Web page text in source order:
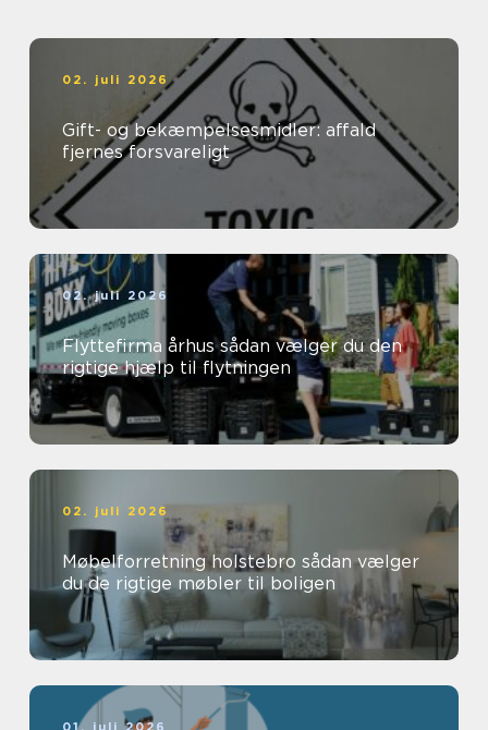
02. juli 2026
Gift- og bekæmpelsesmidler: affald
fjernes forsvareligt
02. juli 2026
Flyttefirma århus sådan vælger du den
rigtige hjælp til flytningen
02. juli 2026
Møbelforretning holstebro sådan vælger
du de rigtige møbler til boligen
01. juli 2026